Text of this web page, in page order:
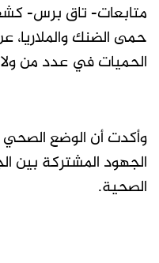
متابعات- تاق برس-
حمى الضنك والملاريا،
الحميات في عدد من
وأكدت أن الوضع
الجهود المشتركة بين
الصحية.